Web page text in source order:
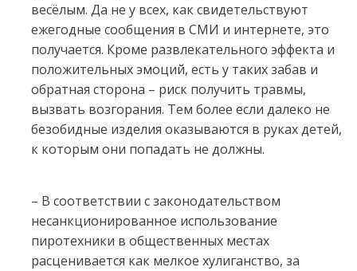
весёлым. Да не у всех, как свидетельствуют
ежегодные сообщения в СМИ и интернете, это
получается. Кроме развлекательного эффекта и
положительных эмоций, есть у таких забав и
обратная сторона – риск получить травмы,
вызвать возгорания. Тем более если далеко не
безобидные изделия оказываются в руках детей,
к которым они попадать не должны.
– В соответствии с законодательством
несанкционированное использование
пиротехники в общественных местах
расценивается как мелкое хулиганство, за